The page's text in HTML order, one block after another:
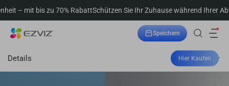
Rabatt Schützen Sie Ihr Zuhause während Ihrer Abwesenheit – mit
Speichern
Details Hier Kaufen